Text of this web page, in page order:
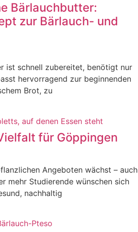
Bärlauchbutter:
zur Bärlauch- und
ist schnell zubereitet, benötigt nur
hervorragend zur beginnenden
Brot, zu
für Göppingen
Angeboten wächst – auch
mehr Studierende wünschen sich
nachhaltig